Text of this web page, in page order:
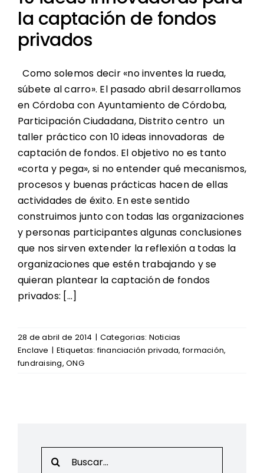
la captación de fondos
privados
Como solemos decir «no inventes la rueda,
súbete al carro». El pasado abril desarrollamos
en Córdoba con Ayuntamiento de Córdoba,
Participación Ciudadana, Distrito centro un
taller práctico con 10 ideas innovadoras de
captación de fondos. El objetivo no es tanto
«corta y pega», si no entender qué mecanismos,
procesos y buenas prácticas hacen de ellas
actividades de éxito. En este sentido
construimos junto con todas las organizaciones
y personas participantes algunas conclusiones
que nos sirven extender la reflexión a todas la
organizaciones que estén trabajando y se
quieran plantear la captación de fondos
privados: […]
28 de abril de 2014 | Categorias: Noticias
Enclave | Etiquetas:financiación privada,formación,
fundraising,ONG
Search